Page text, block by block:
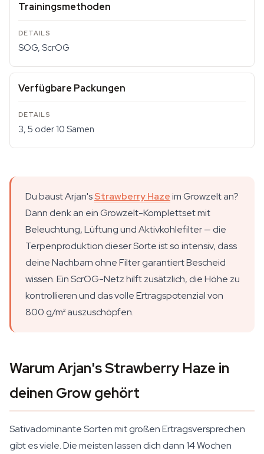
Trainingsmethoden
SOG, ScrOG
Verfügbare Packungen
3, 5 oder 10 Samen
Du baust Arjan'sStrawberry Hazeim Growzelt an?
Dann denk an ein Growzelt-Komplettset mit
Beleuchtung, Lüftung und Aktivkohlefilter — die
Terpenproduktion dieser Sorte ist so intensiv, dass
deine Nachbarn ohne Filter garantiert Bescheid
wissen. Ein ScrOG-Netz hilft zusätzlich, die Höhe zu
kontrollieren und das volle Ertragspotenzial von
800 g/m² auszuschöpfen.
Warum Arjan's Strawberry Haze in
deinen Grow gehört
Sativadominante Sorten mit großen Ertragsversprechen
gibt es viele. Die meisten lassen dich dann 14 Wochen